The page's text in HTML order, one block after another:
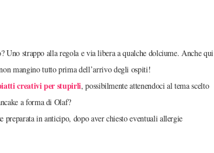
Uno strappo alla regola e via libera a qualche dolciume. Anche qui
mangino tutto prima dell’arrivo degli ospiti!
creativi per stupirli, possibilmente attenendoci al tema scelto
a forma di Olaf?
in anticipo, dopo aver chiesto eventuali allergie